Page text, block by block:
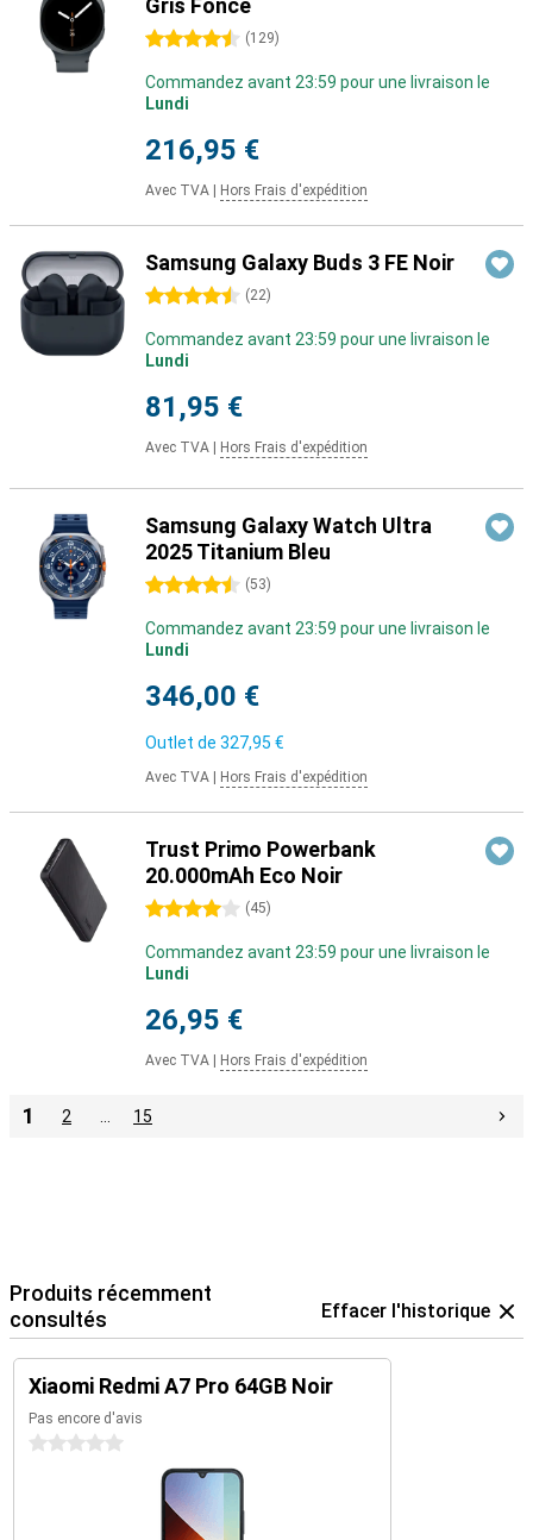
Gris Foncé
4.5 étoiles (129)
Commandez avant 23:59 pour une livraison le
Lundi
216,95 €
Avec TVA Hors Frais d'expédition
Samsung Galaxy Buds 3 FE Noir
4.5 étoiles (22)
Commandez avant 23:59 pour une livraison le
Lundi
81,95 €
Avec TVA Hors Frais d'expédition
Samsung Galaxy Watch Ultra
2025 Titanium Bleu
4.5 étoiles (53)
Commandez avant 23:59 pour une livraison le
Lundi
346,00 €
Outlet de 327,95 €
Avec TVA Hors Frais d'expédition
Trust Primo Powerbank
20.000mAh Eco Noir
4 étoiles (45)
Commandez avant 23:59 pour une livraison le
Lundi
26,95 €
Avec TVA Hors Frais d'expédition
1 2 15
Produits récemment
consultés
Effacer l'historique
Xiaomi Redmi A7 Pro 64GB Noir
Pas encore d'avis
0 étoiles